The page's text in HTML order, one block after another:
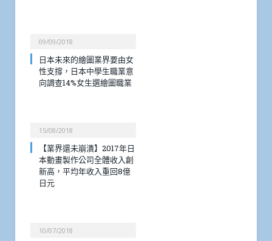
09/09/2018
日本未來的繪圖業界要由女
性支撐，日本中學生職業意
向調查14%女生選繪圖職業
15/08/2018
【業界還未崩潰】2017年日
本動畫製作公司全體收入創
新高，平均年收入重回8億
日元
10/07/2018